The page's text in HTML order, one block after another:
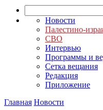
Новости
Палестино-
СВО
Интервью
Программы и
Сетка вещания
Редакция
Приложение
Главная Новости